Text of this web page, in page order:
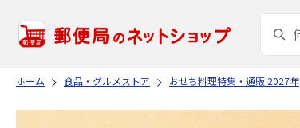
ホーム 食品・グルメストア おせち料理特集・通販 2027年